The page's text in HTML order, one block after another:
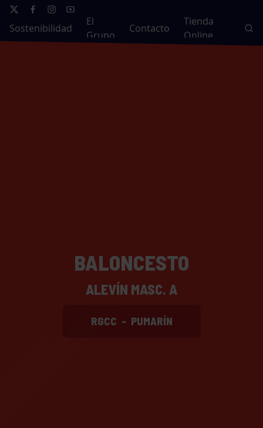
Sostenibilidad
El
Grupo
Contacto
Tienda
Online
BALONCESTO
ALEVÍN MASC. A
RGCC - PUMARÍN